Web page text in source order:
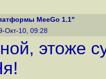
MeeGo 1.1"
Окт-10, 09:28
этоже